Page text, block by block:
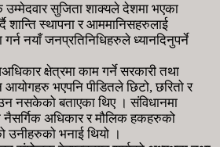
उम्मेदवार सुजिता शाक्यले देशमा भएका
शान्ति स्थापना र आममानिसहरुलाई
नयाँ जनप्रतिनिधिहरुले ध्यानदिनुपर्ने
क्षेत्रमा काम गर्ने सरकारी तथा
आयोगहरु भएपनि पीडितले छिटो, छरितो र
नसकेको बताएका थिए । संविधानमा
नैसर्गिक अधिकार र मौलिक हकहरुको
उनीहरुको भनाई थियो ।